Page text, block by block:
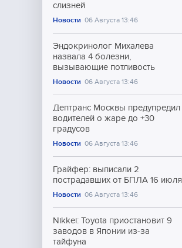
слизней
Новости 06 Августа 13:46
Эндокринолог Михалева
назвала 4 болезни,
вызывающие потливость
Новости 06 Августа 13:46
Дептранс Москвы предупредил
водителей о жаре до +30
градусов
Новости 06 Августа 13:46
Грайфер: выписали 2
пострадавших от БПЛА 16 июля
Новости 06 Августа 13:46
Nikkei: Toyota приостановит 9
заводов в Японии из-за
тайфуна